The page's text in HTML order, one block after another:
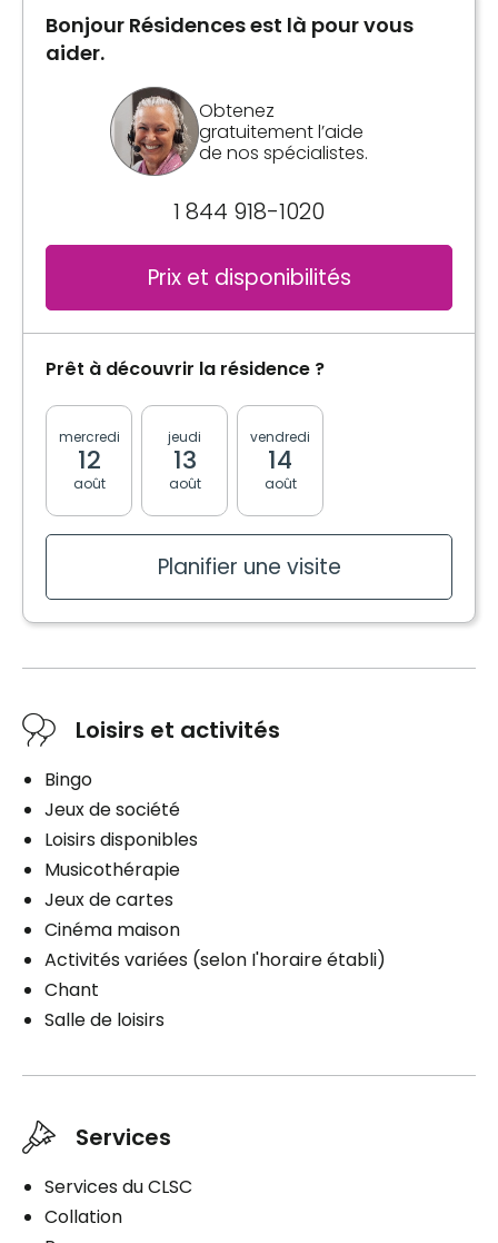
Inclusions
Repas inclus
3 repas
Salle(s) de bain
Bracelet / Tirette d'urgence
Services inclus à l'unité
Entretien ménager
Planifier une visite
Bonjour Résidences est là pour vous
aider.
Obtenez
gratuitement l’aide
de nos spécialistes.
1 844 918-1020
Prix et disponibilités
Prêt à découvrir la résidence ?
mercredi
12
août
jeudi
13
août
vendredi
14
août
Planifier une visite
Loisirs et activités
Bingo
Jeux de société
Loisirs disponibles
Musicothérapie
Jeux de cartes
Cinéma maison
Activités variées (selon I'horaire établi)
Chant
Salle de loisirs
Services
Services du CLSC
Collation